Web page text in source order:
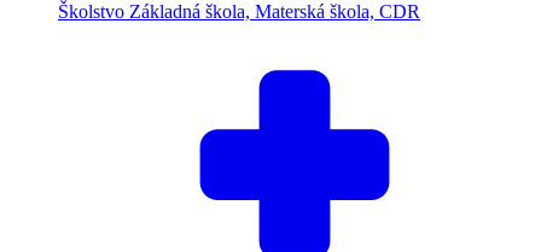
Školstvo Základná škola, Materská škola, CDR